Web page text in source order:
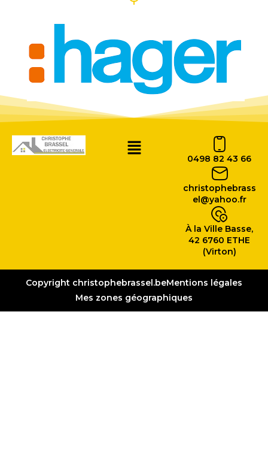
0498 82 43 66
christophebrass
el@yahoo.fr
À la Ville Basse,
42 6760 ETHE
(Virton)
Copyright christophebrassel.beMentions légales
Mes zones géographiques